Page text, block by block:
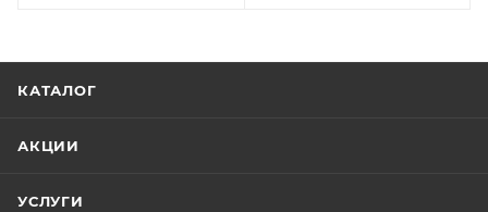
КАТАЛОГ
АКЦИИ
УСЛУГИ